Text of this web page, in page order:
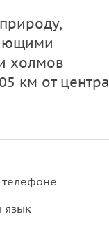
холмов
км от центра
телефоне
язык